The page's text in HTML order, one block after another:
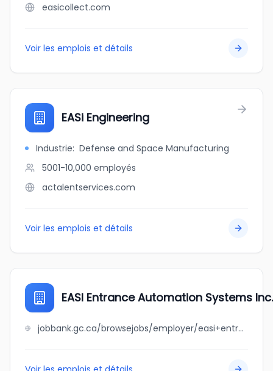
easicollect.com
Voir les emplois et détails
EASi Engineering
Industrie: Defense and Space Manufacturing
5001-10,000 employés
actalentservices.com
Voir les emplois et détails
EASI Entrance Automation Systems Inc.
jobbank.gc.ca/browsejobs/employer/easi+entrance+automation+systems+inc./ca